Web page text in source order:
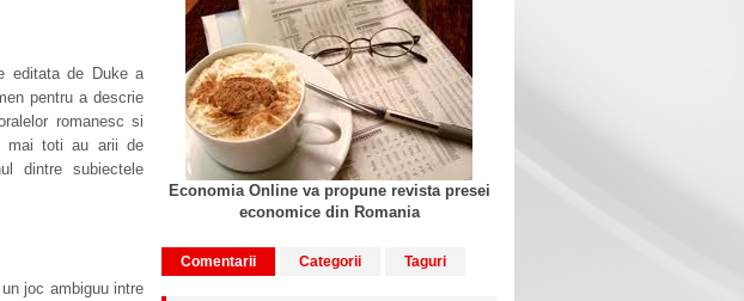
editata de Duke a
pentru a descrie
romanesc si
mai toti au arii de
dintre subiectele
joc ambiguu intre
Economia Online va propune revista presei
economice din Romania
Comentarii Categorii Taguri